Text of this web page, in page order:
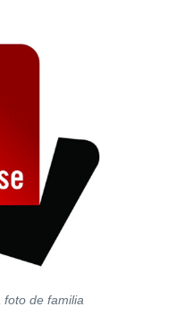
de familia